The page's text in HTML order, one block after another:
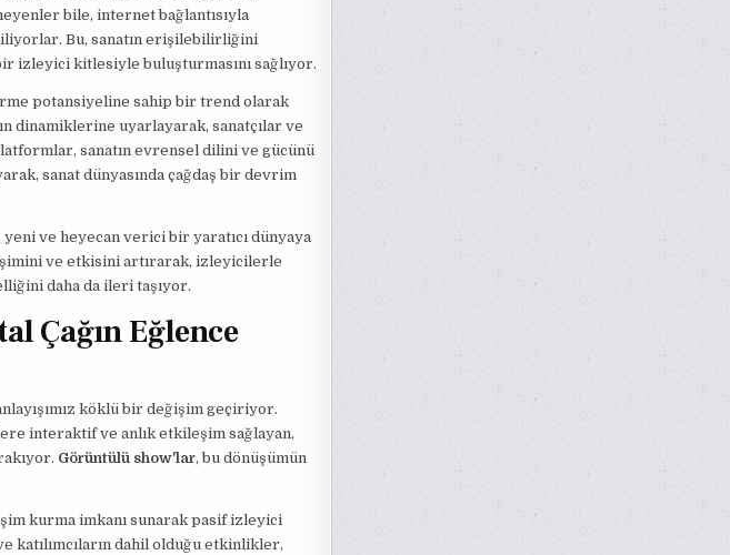
bile, internet bağlantısıyla
Bu, sanatın erişilebilirliğini
izleyici kitlesiyle buluşturmasını sağlıyor.
potansiyeline sahip bir trend olarak
dinamiklerine uyarlayarak, sanatçılar ve
sanatın evrensel dilini ve gücünü
sanat dünyasında çağdaş bir devrim
ve heyecan verici bir yaratıcı dünyaya
ve etkisini artırarak, izleyicilerle
daha da ileri taşıyor.
Çağın Eğlence
köklü bir değişim geçiriyor.
interaktif ve anlık etkileşim sağlayan,
Görüntülü show'lar, bu dönüşümün
kurma imkanı sunarak pasif izleyici
katılımcıların dahil olduğu etkinlikler,